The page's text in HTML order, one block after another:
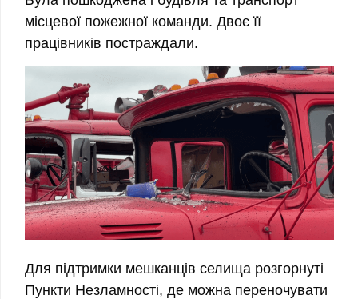
місцевої пожежної команди. Двоє її
працівників постраждали.
Для підтримки мешканців селища розгорнуті
Пункти Незламності, де можна переночувати